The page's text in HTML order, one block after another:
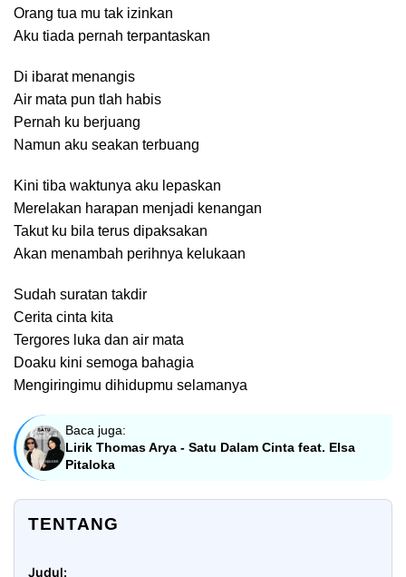
Orang tua mu tak izinkan
Aku tiada pernah terpantaskan
Di ibarat menangis
Air mata pun tlah habis
Pernah ku berjuang
Namun aku seakan terbuang
Kini tiba waktunya aku lepaskan
Merelakan harapan menjadi kenangan
Takut ku bila terus dipaksakan
Akan menambah perihnya kelukaan
Sudah suratan takdir
Cerita cinta kita
Tergores luka dan air mata
Doaku kini semoga bahagia
Mengiringimu dihidupmu selamanya
Baca juga:
Lirik Thomas Arya - Satu Dalam Cinta feat. Elsa
Pitaloka
TENTANG
Judul